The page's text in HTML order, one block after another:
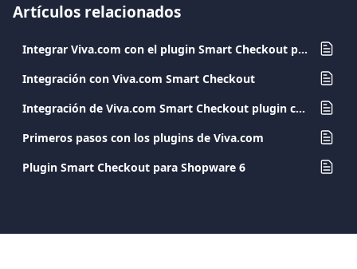
Artículos relacionados
Integrar Viva.com con el plugin Smart Checkout para Shopify
Integración con Viva.com Smart Checkout
Integración de Viva.com Smart Checkout plugin con PrestaShop
Primeros pasos con los plugins de Viva.com
Plugin Smart Checkout para Shopware 6